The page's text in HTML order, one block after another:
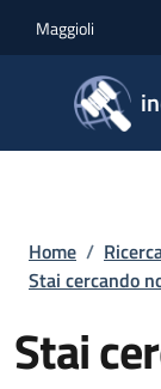
Maggioli
Home /
Stai cercando
Stai